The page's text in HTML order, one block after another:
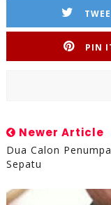
PIN
Newer Article
Dua Calon
Sepatu